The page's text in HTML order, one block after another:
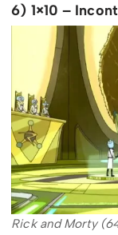
6) 1×10 –
Rick and Morty